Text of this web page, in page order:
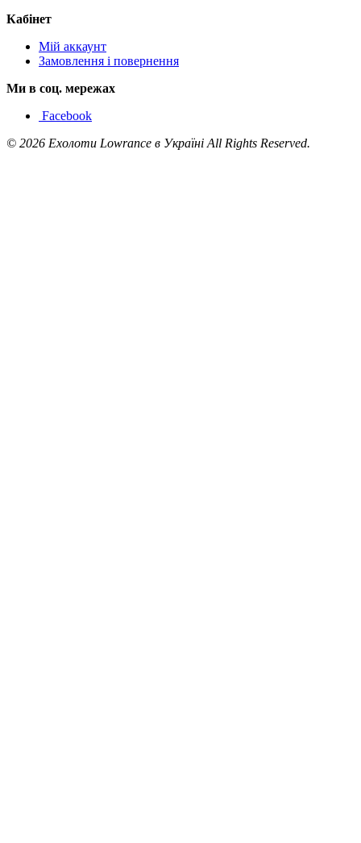
Кабінет
Мій аккаунт
Замовлення і повернення
Ми в соц. мережах
Facebook
© 2026 Ехолоти Lowrance в Україні All Rights Reserved.